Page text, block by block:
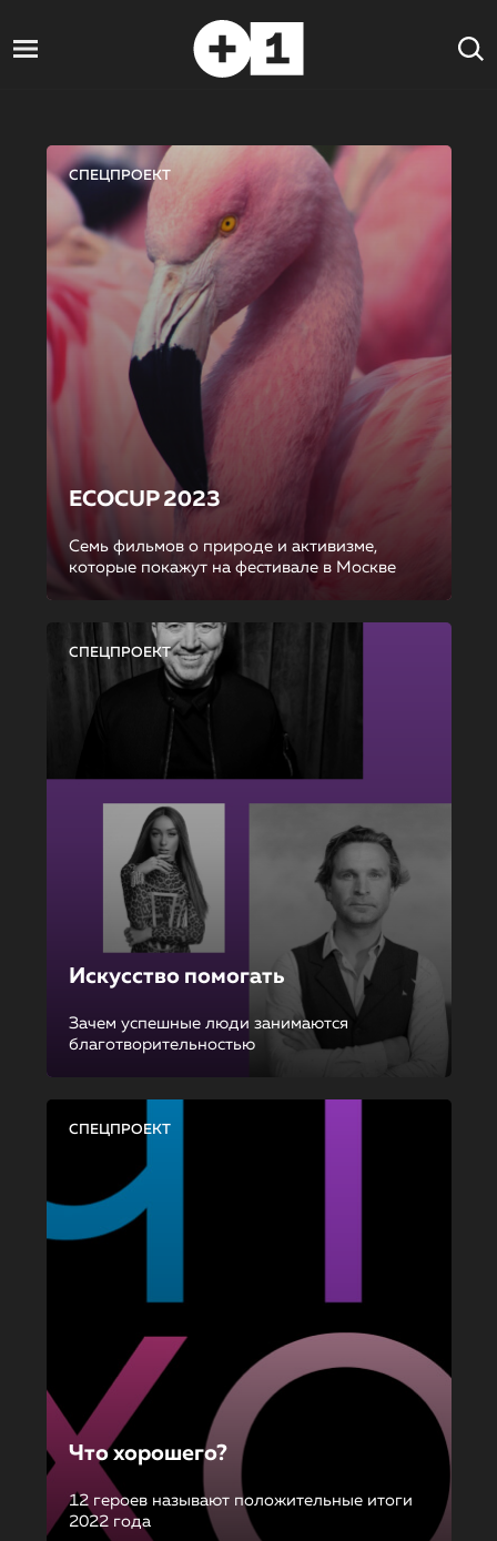
СПЕЦПРОЕКТ
ECOCUP 2023
Семь фильмов о природе и активизме,
которые покажут на фестивале в Москве
СПЕЦПРОЕКТ
Искусство помогать
Зачем успешные люди занимаются
благотворительностью
СПЕЦПРОЕКТ
Что хорошего?
12 героев называют положительные итоги
2022 года